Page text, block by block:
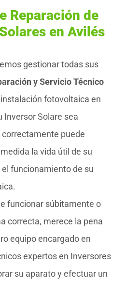
Reparación de
en Avilés
gestionar todas sus
y Servicio Técnico
fotovoltaica en
Inversor Solare sea
puede
la vida útil de su
funcionamiento de su
funcionar súbitamente o
correcta, merece la pena
equipo encargado en
expertos en Inversores
su aparato y efectuar un